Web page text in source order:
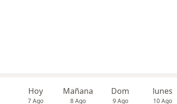
Hoy
7 Ago
Mañana
8 Ago
Dom
9 Ago
lunes
10 Ago